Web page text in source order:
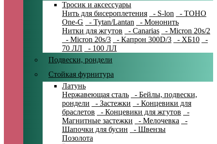
Тросик и аксессуары
Нить для бисероплетения
- S-lon
- TOHO
One-G
- Tytan/Lantan
- Мононить
Нитки для жгутов
- Canarias
- Micron 20s/2
- Micron 20s/3
- Капрон 300D/3 - ХБ10
-
70 ЛЛ
- 100 ЛЛ
Подвески, рондели
Стойкая фурнитура
Латунь
Нержавеющая сталь
- Бейлы, подвески,
рондели
- Застежки
- Концевики для
браслетов
- Концевики для жгутов
-
Магнитные застежки
- Мелочевка
-
Шапочки для бусин
- Швензы
Позолота